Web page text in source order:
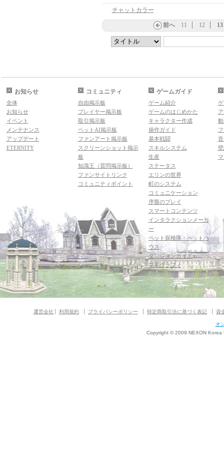
チャットカラー
前へ 11 12 13
お知らせ
全体
お知らせ
イベント
メンテナンス
アップデート
ETERNITY
コミュニティ
自由掲示板
プレイヤー掲示板
取引掲示板
ペットAI掲示板
ファンアート掲示板
スクリーンショット掲示
板
知識王（質問掲示板）
ファンサイトリンク
コミュニティポイント
ゲームガイド
ゲーム紹介
ゲームのはじめかた
キャラクター作成
操作ガイド
基本戦闘
スキルシステム
生産
ステータス
エリンの世界
町のシステム
コミュニケーション
序盤のプレイ
スマートコンテンツ
インタラクションメーカ
ー
ペット探検隊・ペットハ
ウス
ダンジョンガイド
マギグラフィ
運営会社 利用規約 プライバシーポリシー 特定商取引法に基づく表記 資
オ
Copyright © 2009 NEXON Korea